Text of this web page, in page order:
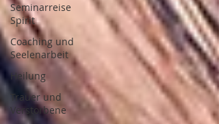
Seminarreise
Spirit
Coaching und
Seelenarbeit
Heilung
Trauer und
Verstorbene